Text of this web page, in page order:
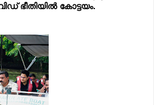
ഭീതിയിൽ കോട്ടയം.